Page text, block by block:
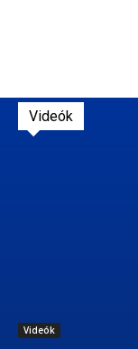
Videók
Videók